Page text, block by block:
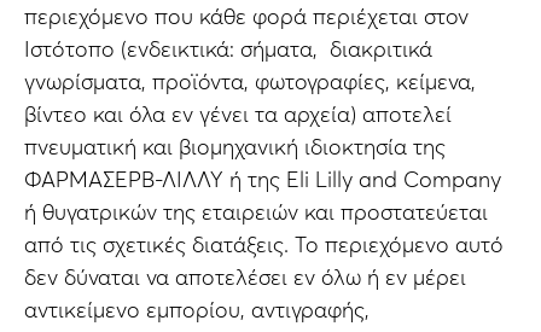
περιεχόμενο που κάθε φορά περιέχεται στον
Ιστότοπο (ενδεικτικά: σήματα, διακριτικά
γνωρίσματα, προϊόντα, φωτογραφίες, κείμενα,
βίντεο και όλα εν γένει τα αρχεία) αποτελεί
πνευματική και βιομηχανική ιδιοκτησία της
ΦΑΡΜΑΣΕΡΒ-ΛΙΛΛΥ ή της Εli Lilly and Company
ή θυγατρικών της εταιρειών και προστατεύεται
από τις σχετικές διατάξεις. Το περιεχόμενο αυτό
δεν δύναται να αποτελέσει εν όλω ή εν μέρει
αντικείμενο εμπορίου, αντιγραφής,